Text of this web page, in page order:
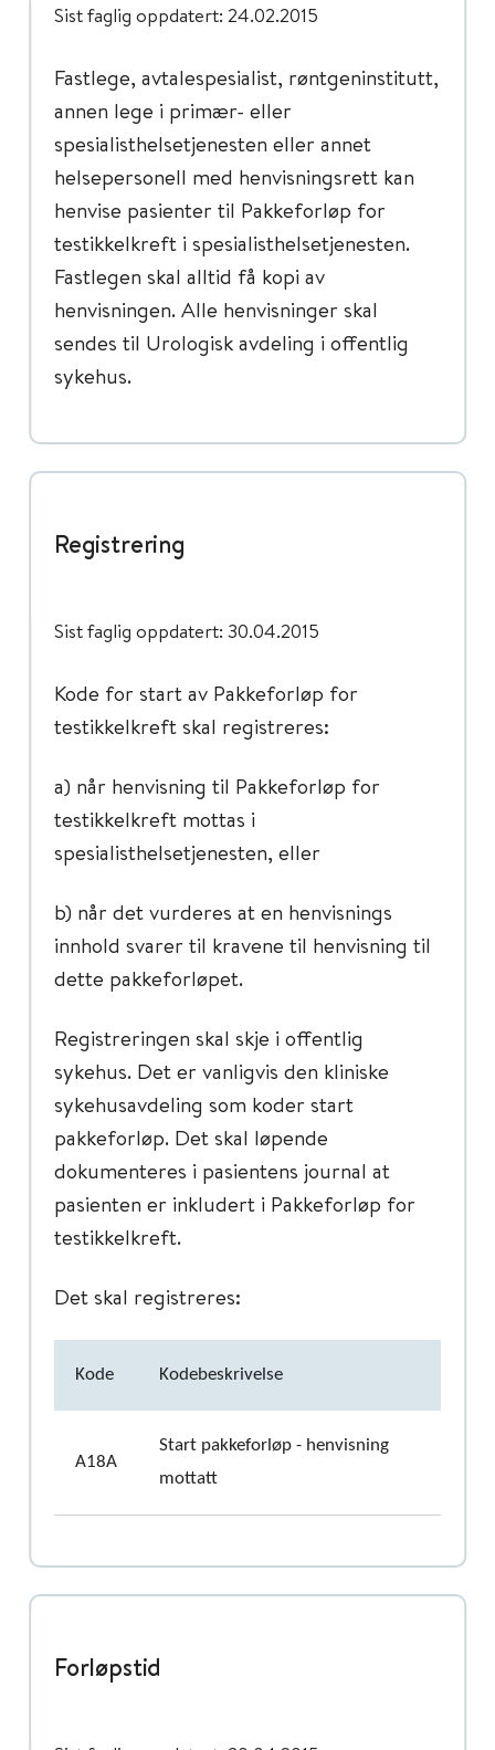
Sist faglig oppdatert: 24.02.2015
Fastlege, avtalespesialist, røntgeninstitutt,
annen lege i primær- eller
spesialisthelsetjenesten eller annet
helsepersonell med henvisningsrett kan
henvise pasienter til Pakkeforløp for
testikkelkreft i spesialisthelsetjenesten.
Fastlegen skal alltid få kopi av
henvisningen. Alle henvisninger skal
sendes til Urologisk avdeling i offentlig
sykehus.
Registrering
Sist faglig oppdatert: 30.04.2015
Kode for start av Pakkeforløp for
testikkelkreft skal registreres:
a) når henvisning til Pakkeforløp for
testikkelkreft mottas i
spesialisthelsetjenesten, eller
b) når det vurderes at en henvisnings
innhold svarer til kravene til henvisning til
dette pakkeforløpet.
Registreringen skal skje i offentlig
sykehus. Det er vanligvis den kliniske
sykehusavdeling som koder start
pakkeforløp. Det skal løpende
dokumenteres i pasientens journal at
pasienten er inkludert i Pakkeforløp for
testikkelkreft.
Det skal registreres:
Kode Kodebeskrivelse
A18A
Start pakkeforløp - henvisning
mottatt
Forløpstid